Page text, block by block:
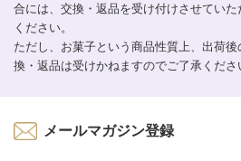
合には、交換・返品を受け付けさせてい
ください。
ただし、お菓子という商品性質上、出荷
換・返品は受けかねますのでご了承くださ
メールマガジン登録